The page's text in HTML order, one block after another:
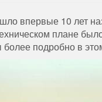
впервые 10 лет
плане
подробно в